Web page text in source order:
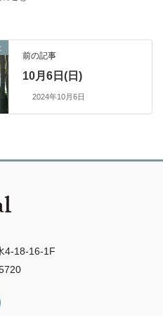
前の記事
10月6日(日)
2024年10月6日
4-18-16-1F